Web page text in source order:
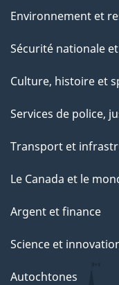
Environnement et
Sécurité nationale
Culture, histoire et
Services de police,
Transport et
Le Canada et le
Argent et finance
Science et
Autochtones